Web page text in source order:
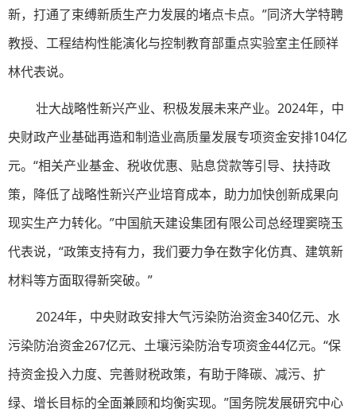
新，打通了束缚新质生产力发展的堵点卡点。”同济大学特聘
教授、工程结构性能演化与控制教育部重点实验室主任顾祥
林代表说。
壮大战略性新兴产业、积极发展未来产业。2024年，中
央财政产业基础再造和制造业高质量发展专项资金安排104亿
元。“相关产业基金、税收优惠、贴息贷款等引导、扶持政
策，降低了战略性新兴产业培育成本，助力加快创新成果向
现实生产力转化。”中国航天建设集团有限公司总经理窦晓玉
代表说，“政策支持有力，我们要力争在数字化仿真、建筑新
材料等方面取得新突破。”
2024年，中央财政安排大气污染防治资金340亿元、水
污染防治资金267亿元、土壤污染防治专项资金44亿元。“保
持资金投入力度、完善财税政策，有助于降碳、减污、扩
绿、增长目标的全面兼顾和均衡实现。”国务院发展研究中心